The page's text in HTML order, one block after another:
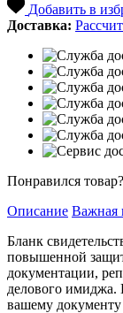
Добавить в
Доставка:
Понравился
Описание Важная
Бланк
повышенной
документации,
делового имиджа.
вашему